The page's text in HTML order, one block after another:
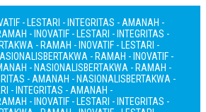
- LESTARI - INTEGRITAS - AMANAH -
- INOVATIF - LESTARI - INTEGRITAS -
- RAMAH - INOVATIF - LESTARI -
BERTAKWA - RAMAH - INOVATIF -
- NASIONALISBERTAKWA - RAMAH -
- AMANAH - NASIONALISBERTAKWA -
- INTEGRITAS - AMANAH -
- INOVATIF - LESTARI - INTEGRITAS -